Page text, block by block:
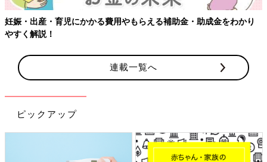
オーガニックコスメブランドの「チャントアチャーム パウダー
妊娠・出産・育児にかかる費用やもらえる補助金・助成金をわかり
やすく解説！
連載一覧へ
ピックアップ